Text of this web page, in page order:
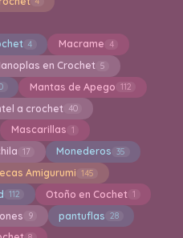
4 Macrame 4
en Crochet 5
Mantas de Apego 112
a crochet 40
Mascarillas 1
17 Monederos 35
Amigurumi 145
112 Otoño en Cochet 1
9 pantuflas 28